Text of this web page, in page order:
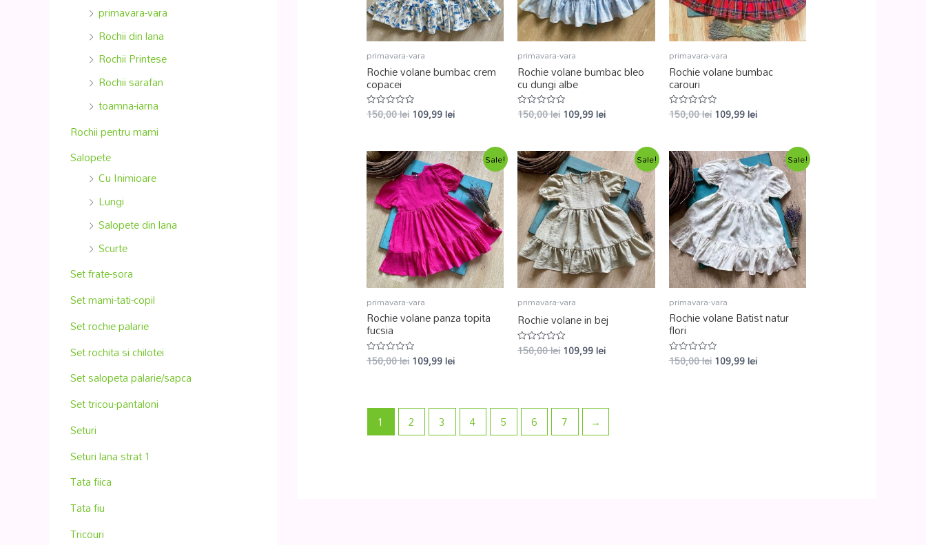
primavara-vara
Rochii din lana
Rochii Printese
Rochii sarafan
toamna-iarna
Rochii pentru mami
Salopete
Cu Inimioare
Lungi
Salopete din lana
Scurte
Set frate-sora
Set mami-tati-copil
Set rochie palarie
Set rochita si chilotei
Set salopeta palarie/sapca
Set tricou-pantaloni
Seturi
Seturi lana strat 1
Tata fiica
Tata fiu
Tricouri
primavara-vara
Rochie volane bumbac crem
copacei
Evaluat
la
150,00lei109,99lei
primavara-vara
Rochie volane bumbac bleo
cu dungi albe
Evaluat
la
150,00lei109,99lei
primavara-vara
Rochie volane bumbac
carouri
Evaluat
la
150,00lei 109,99lei
Sale!
primavara-vara
Rochie volane panza topita
fucsia
Evaluat
la
150,00lei109,99lei
Sale!
primavara-vara
Rochie volane in bej
Evaluat
la
150,00lei109,99lei
Sale!
primavara-vara
Rochie volane Batist natur
flori
Evaluat
la
150,00lei 109,99lei
1 2 3 4 5 6 7 →